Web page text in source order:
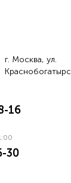
г. Москва, ул.
16
30